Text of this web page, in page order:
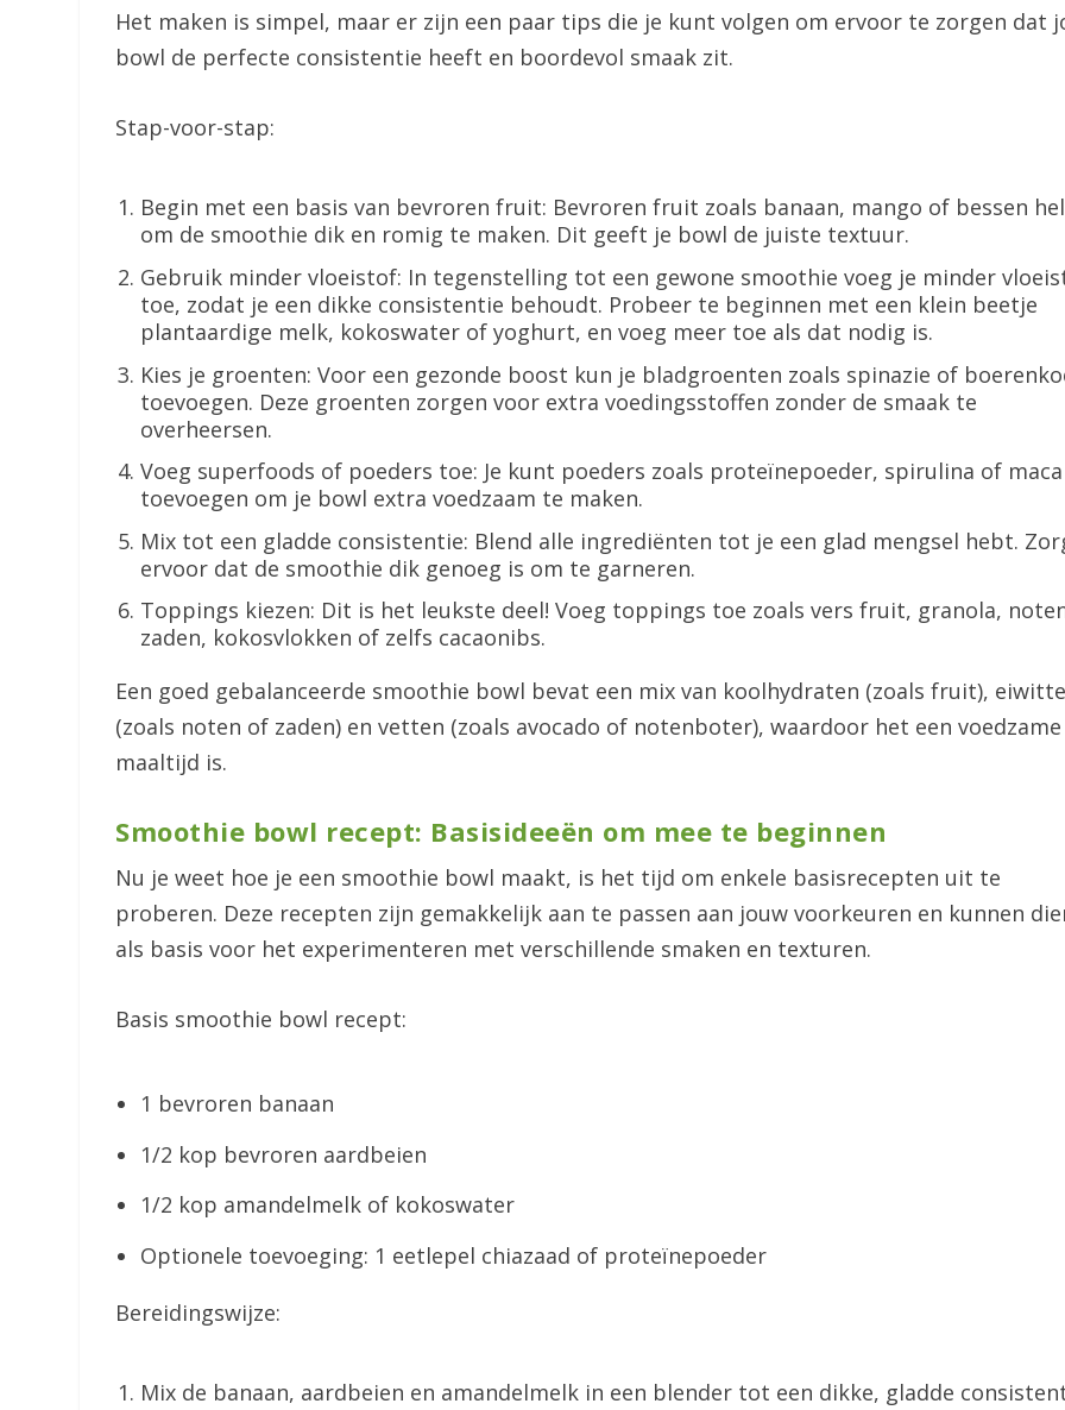
Het maken is simpel, maar er zijn een paar tips die je kunt volgen om ervoor te zorgen dat
bowl de perfecte consistentie heeft en boordevol smaak zit.
Stap-voor-stap:
Begin met een basis van bevroren fruit: Bevroren fruit zoals banaan, mango of bessen
om de smoothie dik en romig te maken. Dit geeft je bowl de juiste textuur.
Gebruik minder vloeistof: In tegenstelling tot een gewone smoothie voeg je minder
toe, zodat je een dikke consistentie behoudt. Probeer te beginnen met een klein beetje
plantaardige melk, kokoswater of yoghurt, en voeg meer toe als dat nodig is.
Kies je groenten: Voor een gezonde boost kun je bladgroenten zoals spinazie of
toevoegen. Deze groenten zorgen voor extra voedingsstoffen zonder de smaak te
overheersen.
Voeg superfoods of poeders toe: Je kunt poeders zoals proteïnepoeder, spirulina of maca
toevoegen om je bowl extra voedzaam te maken.
Mix tot een gladde consistentie: Blend alle ingrediënten tot je een glad mengsel hebt.
ervoor dat de smoothie dik genoeg is om te garneren.
Toppings kiezen: Dit is het leukste deel! Voeg toppings toe zoals vers fruit, granola,
zaden, kokosvlokken of zelfs cacaonibs.
Een goed gebalanceerde smoothie bowl bevat een mix van koolhydraten (zoals fruit),
(zoals noten of zaden) en vetten (zoals avocado of notenboter), waardoor het een voedzame
maaltijd is.
Smoothie bowl recept: Basisideeën om mee te beginnen
Nu je weet hoe je een smoothie bowl maakt, is het tijd om enkele basisrecepten uit te
proberen. Deze recepten zijn gemakkelijk aan te passen aan jouw voorkeuren en kunnen
als basis voor het experimenteren met verschillende smaken en texturen.
Basis smoothie bowl recept:
1 bevroren banaan
1/2 kop bevroren aardbeien
1/2 kop amandelmelk of kokoswater
Optionele toevoeging: 1 eetlepel chiazaad of proteïnepoeder
Bereidingswijze:
Mix de banaan, aardbeien en amandelmelk in een blender tot een dikke, gladde